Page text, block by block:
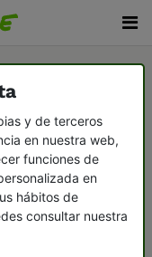
y de terceros
en nuestra web,
funciones de
en
hábitos de
consultar nuestra